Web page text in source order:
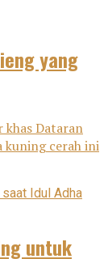
yang
khas Dataran
kuning cerah ini
untuk